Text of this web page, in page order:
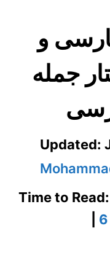
و
جمله
Updated:
Time to